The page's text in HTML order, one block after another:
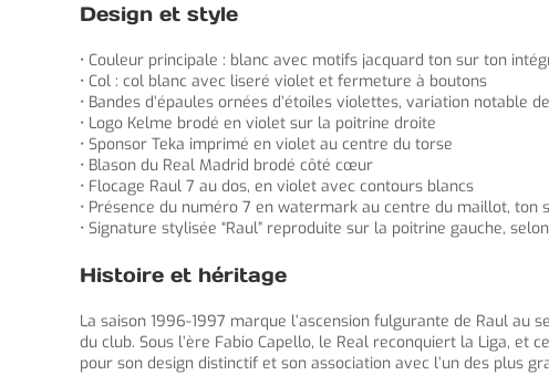
Design et style
• Couleur principale : blanc avec motifs jacquard ton sur ton
• Col : col blanc avec liseré violet et fermeture à boutons
• Bandes d’épaules ornées d’étoiles violettes, variation notable
• Logo Kelme brodé en violet sur la poitrine droite
• Sponsor Teka imprimé en violet au centre du torse
• Blason du Real Madrid brodé côté cœur
• Flocage Raul 7 au dos, en violet avec contours blancs
• Présence du numéro 7 en watermark au centre du maillot, ton
• Signature stylisée “Raul” reproduite sur la poitrine gauche,
Histoire et héritage
La saison 1996-1997 marque l’ascension fulgurante de Raul
du club. Sous l’ère Fabio Capello, le Real reconquiert la Liga,
pour son design distinctif et son association avec l’un des plus